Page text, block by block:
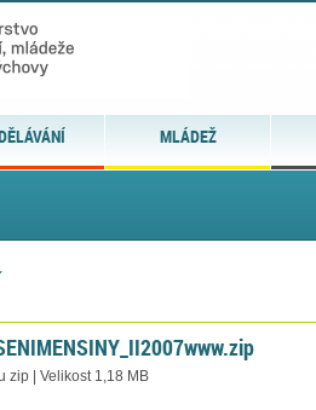
MLÁDEŽ
zip | Velikost 1,18 MB